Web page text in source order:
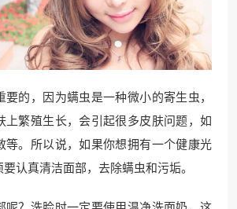
要的，因为螨虫是一种微小的寄生虫，
上繁殖生长，会引起很多皮肤问题，如
等。所以说，如果你想拥有一个健康光
认真清洁面部，去除螨虫和污垢。